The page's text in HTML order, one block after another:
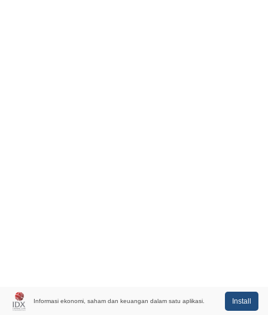
Informasi ekonomi, saham dan keuangan dalam satu aplikasi. Install